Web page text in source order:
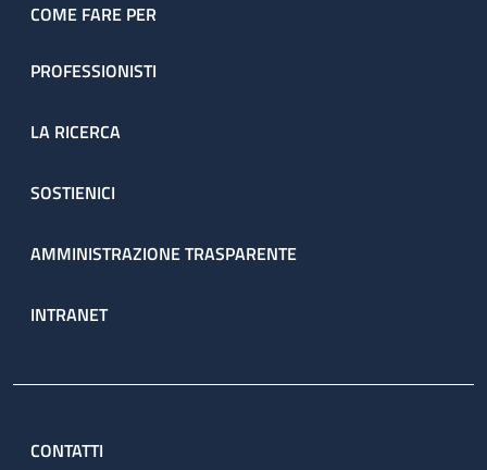
COME FARE PER
PROFESSIONISTI
LA RICERCA
SOSTIENICI
AMMINISTRAZIONE TRASPARENTE
INTRANET
CONTATTI